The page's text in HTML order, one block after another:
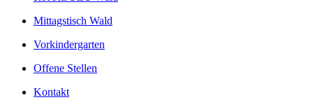
Mittagstisch Wald
Vorkindergarten
Offene Stellen
Kontakt